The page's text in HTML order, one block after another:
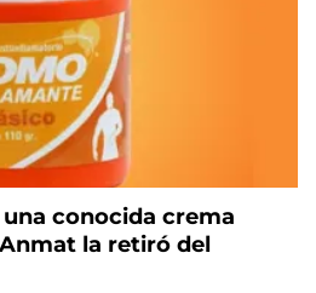
conocida crema
la retiró del